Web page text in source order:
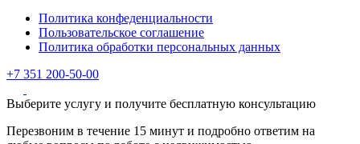
Политика конфеденциальности
Пользовательское соглашение
Политика обработки персональных данных
+7 351 200-50-00
Выберите услугу и получите бесплатную консультацию
Перезвоним в течение 15 минут и подробно ответим на